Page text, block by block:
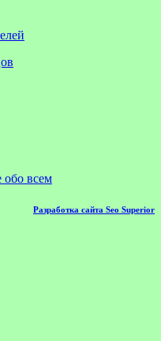
обо всем
Разработка сайта Seo Superior